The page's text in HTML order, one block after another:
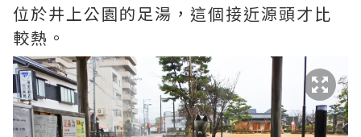
位於井上公園的足湯，這個接近源頭才比
較熱。